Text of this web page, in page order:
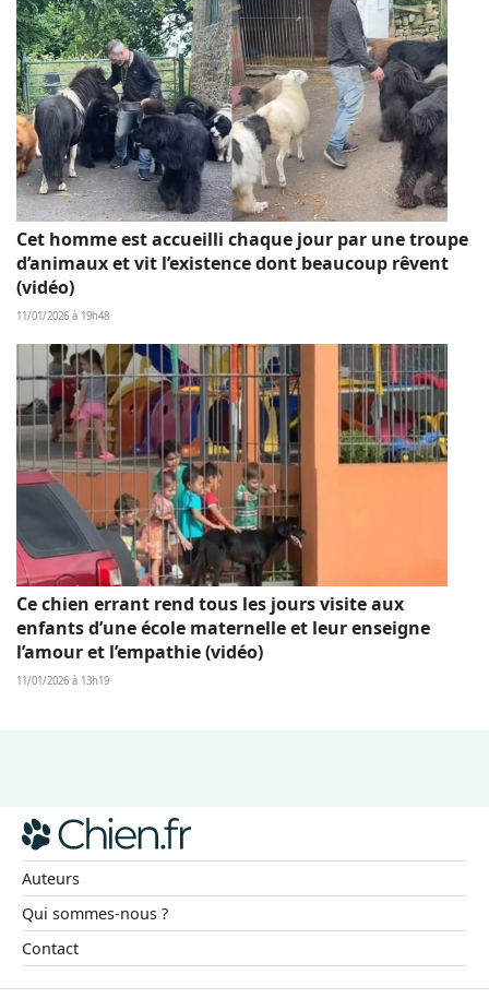
Cet homme est accueilli chaque jour par une troupe
d’animaux et vit l’existence dont beaucoup rêvent
(vidéo)
11/01/2026 à 19h48
Ce chien errant rend tous les jours visite aux
enfants d’une école maternelle et leur enseigne
l’amour et l’empathie (vidéo)
11/01/2026 à 13h19
Auteurs
Qui sommes-nous ?
Contact